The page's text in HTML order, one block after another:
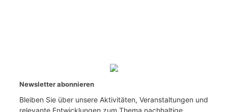
Newsletter abonnieren
Bleiben Sie über unsere Aktivitäten, Veranstaltungen und